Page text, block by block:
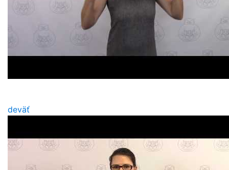
deväť